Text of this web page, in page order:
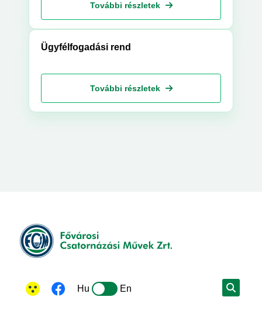
További részletek
Ügyfélfogadási rend
További részletek
Hu En